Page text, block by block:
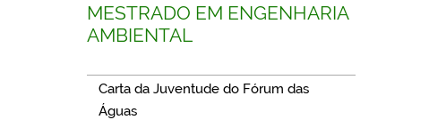
MESTRADO EM ENGENHARIA
AMBIENTAL
Carta da Juventude do Fórum das
Águas